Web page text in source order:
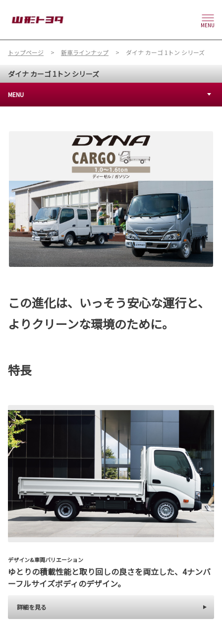
MENU
トップページ 新車ラインナップ ダイナ カーゴ 1トン シリーズ
ダイナ カーゴ 1トン シリーズ
MENU
この進化は、いっそう安心な運行と、
よりクリーンな環境のために。
特長
デザイン&車両バリエーション
ゆとりの積載性能と取り回しの良さを両立した、4ナンバ
ーフルサイズボディのデザイン。
詳細を見る